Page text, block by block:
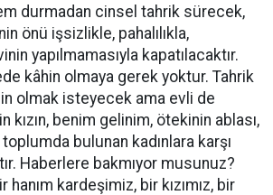
durmadan cinsel tahrik sürecek,
önü işsizlikle, pahalılıkla,
yapılmamasıyla kapatılacaktır.
kâhin olmaya gerek yoktur. Tahrik
olmak isteyecek ama evli de
kızın, benim gelinim, ötekinin ablası,
bulunan kadınlara karşı
Haberlere bakmıyor musunuz?
kardeşimiz, bir kızımız, bir